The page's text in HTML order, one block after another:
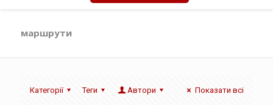
маршрути
Категорії Теги Автори Показати всі